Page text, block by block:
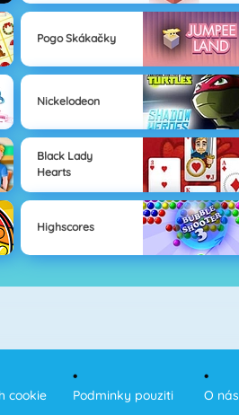
Pogo Skákačky
Nickelodeon
Black Lady
Hearts
Highscores
cookie Podminky pouziti O nás